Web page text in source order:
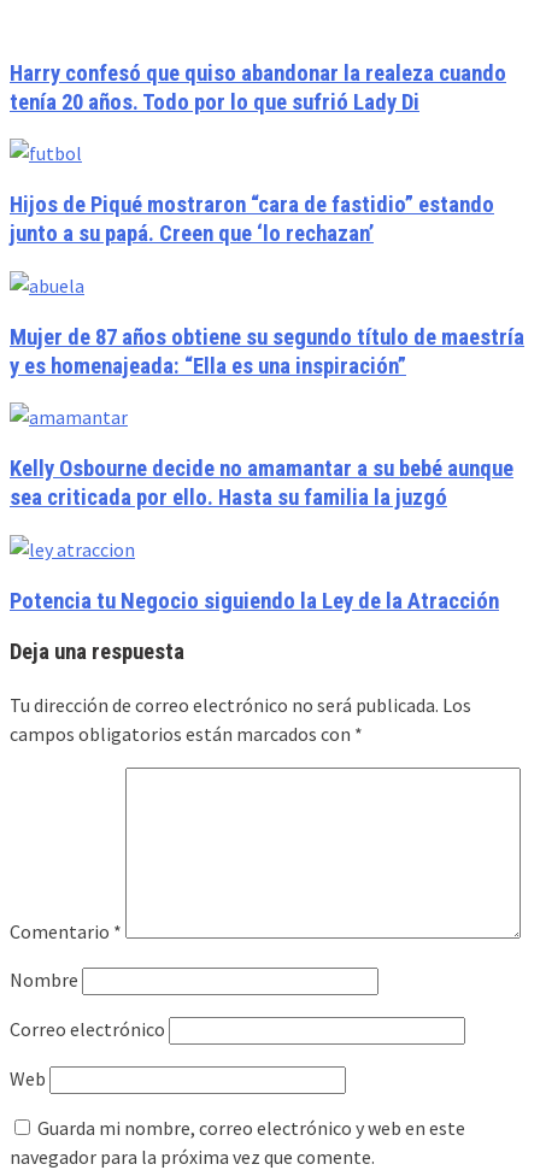
Harry confesó que quiso abandonar la realeza cuando
tenía 20 años. Todo por lo que sufrió Lady Di
Hijos de Piqué mostraron “cara de fastidio” estando
junto a su papá. Creen que ‘lo rechazan’
Mujer de 87 años obtiene su segundo título de maestría
y es homenajeada: “Ella es una inspiración”
Kelly Osbourne decide no amamantar a su bebé aunque
sea criticada por ello. Hasta su familia la juzgó
Potencia tu Negocio siguiendo la Ley de la Atracción
Deja una respuesta
Tu dirección de correo electrónico no será publicada. Los
campos obligatorios están marcados con *
Comentario *
Nombre
Correo electrónico
Web
Guarda mi nombre, correo electrónico y web en este
navegador para la próxima vez que comente.